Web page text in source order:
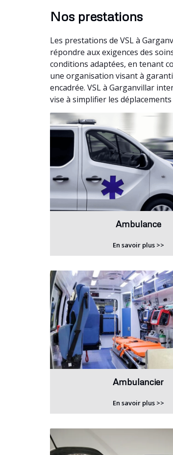
Nos prestations
Les prestations de VSL à
répondre aux exigences des
conditions adaptées, en tenant
une organisation visant à
encadrée. VSL à Garganvillar
vise à simplifier les
Ambulance
En savoir plus >>
Ambulancier
En savoir plus >>